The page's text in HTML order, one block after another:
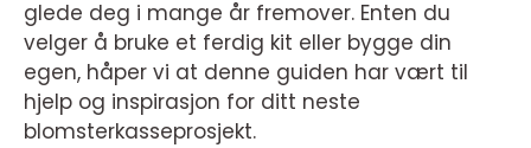
glede deg i mange år fremover. Enten du
velger å bruke et ferdig kit eller bygge din
egen, håper vi at denne guiden har vært til
hjelp og inspirasjon for ditt neste
blomsterkasseprosjekt.